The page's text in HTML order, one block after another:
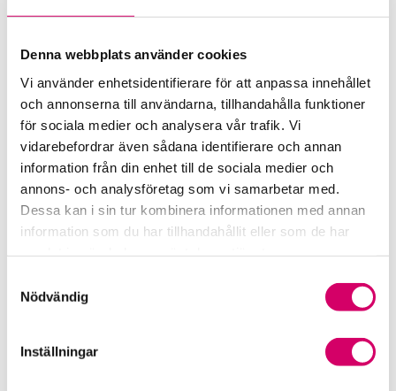
Denna webbplats använder cookies
Vi använder enhetsidentifierare för att anpassa innehållet
och annonserna till användarna, tillhandahålla funktioner
för sociala medier och analysera vår trafik. Vi
vidarebefordrar även sådana identifierare och annan
information från din enhet till de sociala medier och
annons- och analysföretag som vi samarbetar med.
Dessa kan i sin tur kombinera informationen med annan
information som du har tillhandahållit eller som de har
Nödvändig
Inställningar
Remisser
Samverkan med myndigheter och organisationer
Srf Fokusrapport 2024 – insikter för hållbart
företagande
Våra nyhetskanaler
Tidningen Konsulten
Öppet brev till Myndigheten för yrkeshögskolan